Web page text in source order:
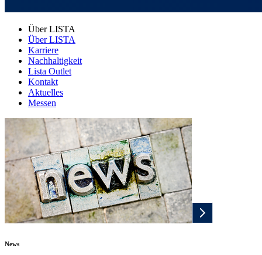
Über LISTA
Über LISTA
Karriere
Nachhaltigkeit
Lista Outlet
Kontakt
Aktuelles
Messen
News